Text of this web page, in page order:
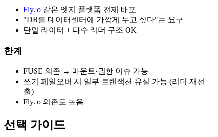
Fly.io 같은 엣지 플랫폼 전제 배포
"DB를 데이터센터에 가깝게 두고 싶다"는 요구
단일 라이터 + 다수 리더 구조 OK
한계
FUSE 의존 → 마운트·권한 이슈 가능
쓰기 페일오버 시 일부 트랜잭션 유실 가능 (리더 재선
출)
Fly.io 의존도 높음
선택 가이드